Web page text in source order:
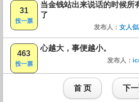
31
投一票
当金钱站出来说话的时候所
了
发布人： 女人
463
投一票
心越大，事便越小。
发布人：
首 页 下